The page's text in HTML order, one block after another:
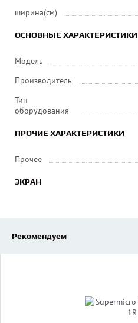
ширина(см)
ОСНОВНЫЕ ХАРАКТЕРИСТИКИ
Модель
Производитель
Тип
оборудования
ПРОЧИЕ ХАРАКТЕРИСТИКИ
Прочее
ЭКРАН
Рекомендуем